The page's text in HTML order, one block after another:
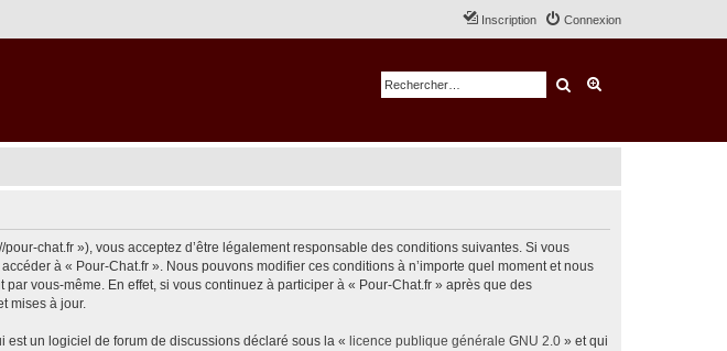
Connexion
Inscription
Rechercher
chat.fr »), vous acceptez d’être légalement responsable des conditions suivantes. Si vous
à « Pour-Chat.fr ». Nous pouvons modifier ces conditions à n’importe quel moment et nous
vous-même. En effet, si vous continuez à participer à « Pour-Chat.fr » après que des
mises à jour.
un logiciel de forum de discussions déclaré sous la « licence publique générale GNU 2.0 » et qui